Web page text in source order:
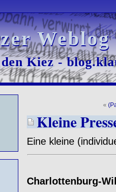
Kiez -
Kiez -
«
Kleine
Eine kleine
Charlottenburg-